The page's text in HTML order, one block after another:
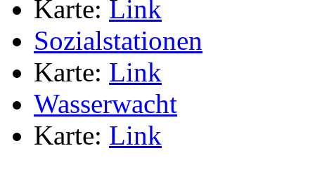
Karte: Link
Sozialstationen
Karte: Link
Wasserwacht
Karte: Link